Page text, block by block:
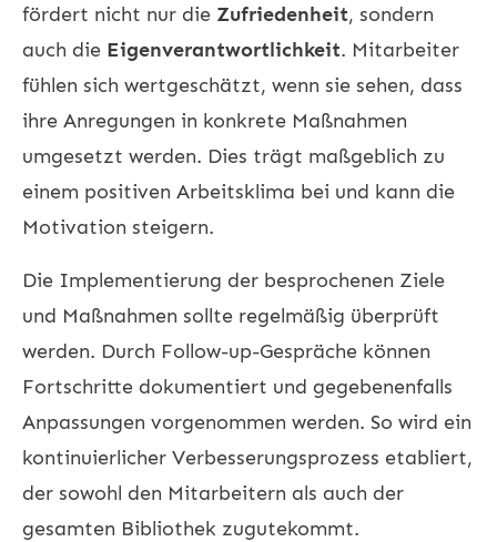
fördert nicht nur die Zufriedenheit, sondern
auch die Eigenverantwortlichkeit. Mitarbeiter
fühlen sich wertgeschätzt, wenn sie sehen, dass
ihre Anregungen in konkrete Maßnahmen
umgesetzt werden. Dies trägt maßgeblich zu
einem positiven Arbeitsklima bei und kann die
Motivation steigern.
Die Implementierung der besprochenen Ziele
und Maßnahmen sollte regelmäßig überprüft
werden. Durch Follow-up-Gespräche können
Fortschritte dokumentiert und gegebenenfalls
Anpassungen vorgenommen werden. So wird ein
kontinuierlicher Verbesserungsprozess etabliert,
der sowohl den Mitarbeitern als auch der
gesamten Bibliothek zugutekommt.